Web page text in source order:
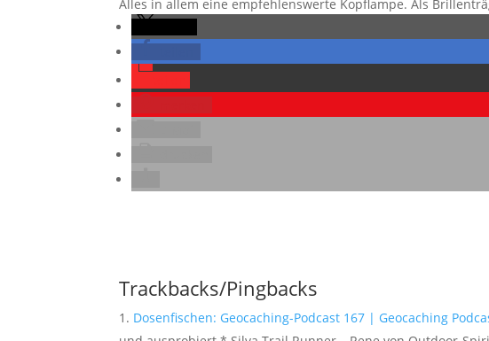
Alles in allem eine empfehlenswerte Kopflampe. Als
Trackbacks/Pingbacks
Dosenfischen: Geocaching-Podcast 167 | Geocaching